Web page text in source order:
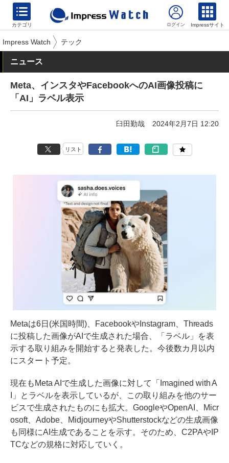
カテゴリ Impressサイト
Impress Watch テック
ニュース
Meta、インスタやFacebookへのAI画像投稿に
「AI」ラベル表示
臼田勤哉 2024年2月7日 12:20
リスト
Metaは6日(米国時間)、FacebookやInstagram、Threads
に投稿した画像がAIで生成された場合、「ラベル」を表
示する取り組みを開始すると発表した。今後数カ月以内
にスタート予定。
現在もMeta AIで生成した画像に対して「Imagined with A
I」とラベルを表示しているが、この取り組みを他のサー
ビスで生成されたものにも拡大。GoogleやOpenAI、Micr
osoft、Adobe、MidjourneyやShutterstockなどの生成画像
も同様にAI生成であることを示す。そのため、C2PAやIP
TCなどの規格に対応していく。